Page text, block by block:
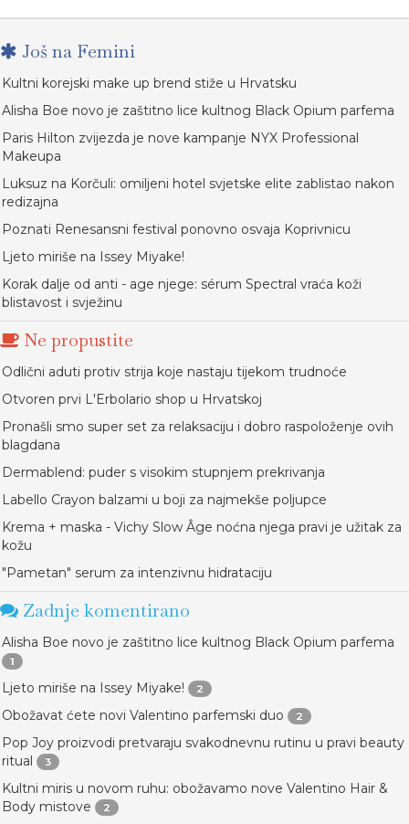
Još na Femini
Kultni korejski make up brend stiže u Hrvatsku
Alisha Boe novo je zaštitno lice kultnog Black Opium parfema
Paris Hilton zvijezda je nove kampanje NYX Professional
Makeupa
Luksuz na Korčuli: omiljeni hotel svjetske elite zablistao nakon
redizajna
Poznati Renesansni festival ponovno osvaja Koprivnicu
Ljeto miriše na Issey Miyake!
Korak dalje od anti - age njege: sérum Spectral vraća koži
blistavost i svježinu
Ne propustite
Odlični aduti protiv strija koje nastaju tijekom trudnoće
Otvoren prvi L'Erbolario shop u Hrvatskoj
Pronašli smo super set za relaksaciju i dobro raspoloženje ovih
blagdana
Dermablend: puder s visokim stupnjem prekrivanja
Labello Crayon balzami u boji za najmekše poljupce
Krema + maska - Vichy Slow Âge noćna njega pravi je užitak za
kožu
"Pametan" serum za intenzivnu hidrataciju
Zadnje komentirano
Alisha Boe novo je zaštitno lice kultnog Black Opium parfema
1
Ljeto miriše na Issey Miyake! 2
Obožavat ćete novi Valentino parfemski duo 2
Pop Joy proizvodi pretvaraju svakodnevnu rutinu u pravi beauty
ritual
3
Kultni miris u novom ruhu: obožavamo nove Valentino Hair &
Body mistove
2